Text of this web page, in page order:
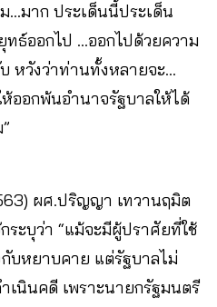
…มาก ประเด็นนี้ประเด็น
ทธ์ออกไป …ออกไปด้วยความ
หวังว่าท่านทั้งหลายจะ…
ออกพ้นอำนาจรัฐบาลให้ได้
ผศ.ปริญญา เทวานฤมิต
ระบุว่า “แม้จะมีผู้ปราศัยที่ใช้
บหยาบคาย แต่รัฐบาลไม่
เนินคดี เพราะนายกรัฐมนตรี